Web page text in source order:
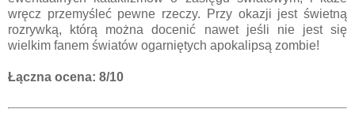
wręcz przemyśleć pewne rzeczy. Przy okazji jest świetną
rozrywką, którą można docenić nawet jeśli nie jest się
wielkim fanem światów ogarniętych apokalipsą zombie!
Łączna ocena: 8/10